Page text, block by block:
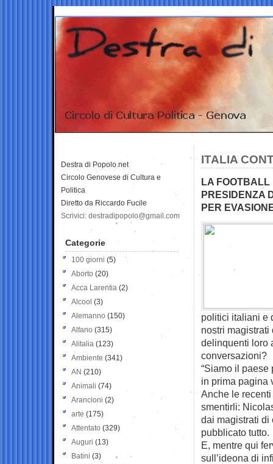
ITALIA
LA FOOTBALL
PRESIDENZA
PER
politici italiani e
nostri
delinquenti loro
conversazioni?
“Siamo il paese
in prima pagina
Anche le
smentirli:
dai magistrati di
pubblicato tutto.
E, mentre qui
sull’ideona di
Destra di Popolo.net
Circolo Genovese di Cultura e
Politica
Diretto da Riccardo Fucile
Scrivici: destradipopolo@gmail.com
Categorie
100 giorni (5)
Aborto (20)
Acca Larentia (2)
Alcool (3)
Alemanno (150)
Alfano (315)
Alitalia (123)
Ambiente (341)
AN (210)
Animali (74)
Arancioni (2)
arte (175)
Attentato (329)
Auguri (13)
Batini (3)